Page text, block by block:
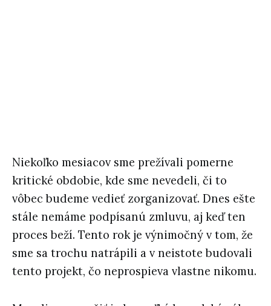
Niekoľko mesiacov sme prežívali pomerne
kritické obdobie, kde sme nevedeli, či to
vôbec budeme vedieť zorganizovať. Dnes ešte
stále nemáme podpísanú zmluvu, aj keď ten
proces beží. Tento rok je výnimočný v tom, že
sme sa trochu natrápili a v neistote budovali
tento projekt, čo neprospieva vlastne nikomu.